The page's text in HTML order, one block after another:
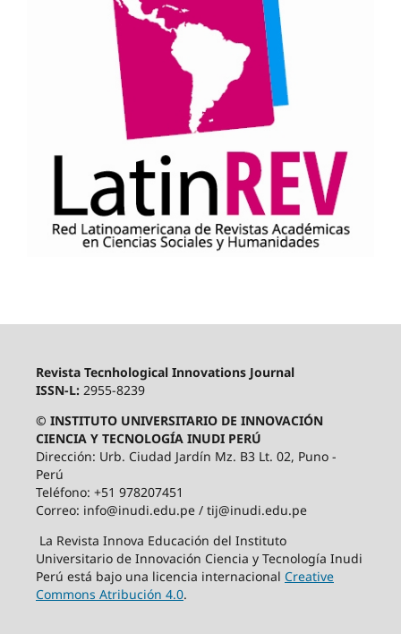
Revista Tecnhological Innovations Journal
ISSN-L: 2955-8239
© INSTITUTO UNIVERSITARIO DE INNOVACIÓN
CIENCIA Y TECNOLOGÍA INUDI PERÚ
Dirección: Urb. Ciudad Jardín Mz. B3 Lt. 02, Puno -
Perú
Teléfono: +51 978207451
Correo: info@inudi.edu.pe / tij@inudi.edu.pe
La Revista Innova Educación del Instituto
Universitario de Innovación Ciencia y Tecnología Inudi
Perú está bajo una licencia internacional Creative
Commons Atribución 4.0.